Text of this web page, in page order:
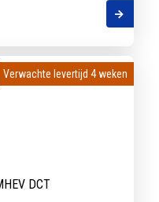
Verwachte levertijd 4 weken
Verwachte levertijd 4 weken